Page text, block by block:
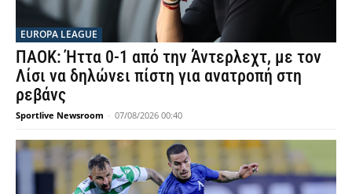
EUROPA LEAGUE
ΠΑΟΚ: Ήττα 0-1 από την Άντερλεχτ, με τον
Λίσι να δηλώνει πίστη για ανατροπή στη
ρεβάνς
Sportlive Newsroom - 07/08/2026 00:40